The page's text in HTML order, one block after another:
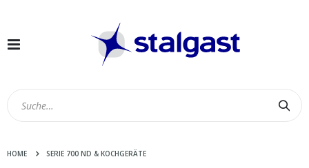
Navigation
HOME SERIE 700 ND & KOCHGERÄTE